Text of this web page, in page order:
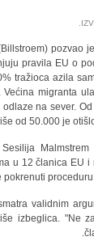
pozvao
pravila EU o
tražioca azila
migranta
na sever.
od 50.000 je
Malmstrem
u 12 članica EU
validnim
izbeglica. "Ne